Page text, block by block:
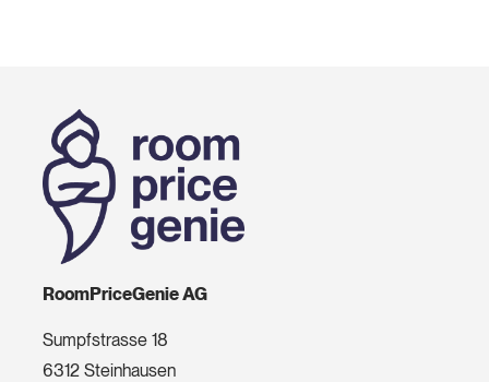
RoomPriceGenie AG
Sumpfstrasse 18
6312 Steinhausen